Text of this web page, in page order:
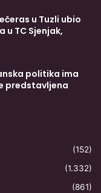
u Tuzli ubio
u TC Sjenjak,
politika ima
predstavljena
(152)
(1.332)
(861)